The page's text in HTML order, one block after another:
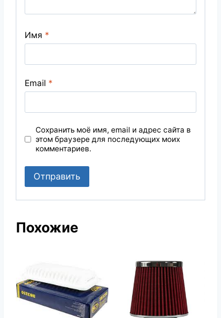
Имя *
Email *
Сохранить моё имя, email и адрес сайта в
этом браузере для последующих моих
комментариев.
Похожие